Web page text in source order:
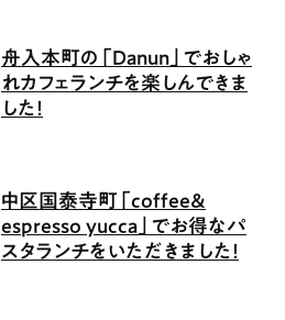
舟入本町の「Danun」でおしゃ
れカフェランチを楽しんできま
した！
中区国泰寺町「coffee＆
espresso yucca」でお得なパ
スタランチをいただきました！